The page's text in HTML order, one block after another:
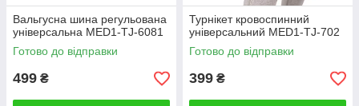
Вальгусна шина регульована
універсальна MED1-TJ-6081
Готово до відправки
499 ₴
Турнікет кровоспинний
універсальний MED1-TJ-702
Готово до відправки
399 ₴